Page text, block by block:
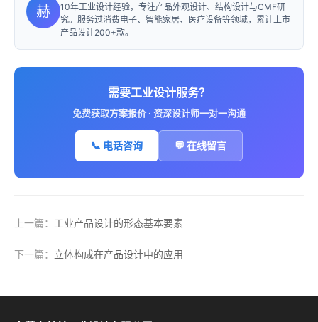
赫
10年工业设计经验，专注产品外观设计、结构设计与CMF研
究。服务过消费电子、智能家居、医疗设备等领域，累计上市
产品设计200+款。
需要工业设计服务？
免费获取方案报价 · 资深设计师一对一沟通
📞 电话咨询 💬 在线留言
上一篇： 工业产品设计的形态基本要素
下一篇： 立体构成在产品设计中的应用